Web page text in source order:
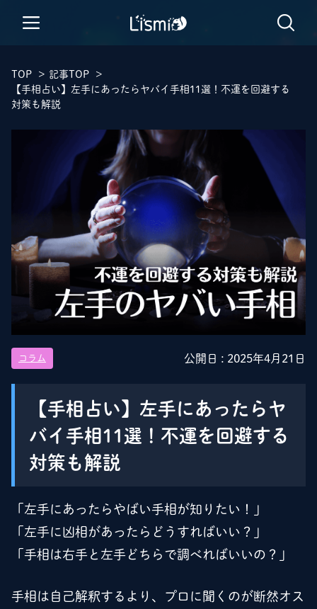
TOP > 記事TOP
>
【手相占い】左手にあったらヤバイ手相11選！不運を回避する
対策も解説
コラム 公開日 : 2025年4月21日
【手相占い】左手にあったらヤ
バイ手相11選！不運を回避する
対策も解説
「左手にあったらやばい手相が知りたい！」
「左手に凶相があったらどうすればいい？」
「手相は右手と左手どちらで調べればいいの？」
手相は自己解釈するより、プロに聞くのが断然オス